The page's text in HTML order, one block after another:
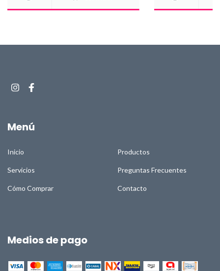
Menú
Inicio Productos
Servicios Preguntas Frecuentes
Cómo Comprar Contacto
Medios de pago